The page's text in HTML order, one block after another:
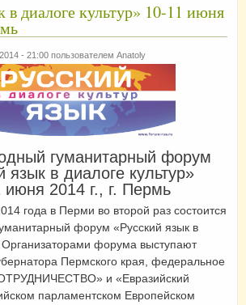
в диалоге культур» 10-11 июня
- 21:00 пользователем Anatoly
гуманитарный форум
язык в диалоге культур»
июня 2014 г., г. Пермь
года в Перми во второй раз состоится
форум «Русский язык в
Организаторами форума выступают
Пермского края, федеральное
и «Евразийский
парламентском Европейском